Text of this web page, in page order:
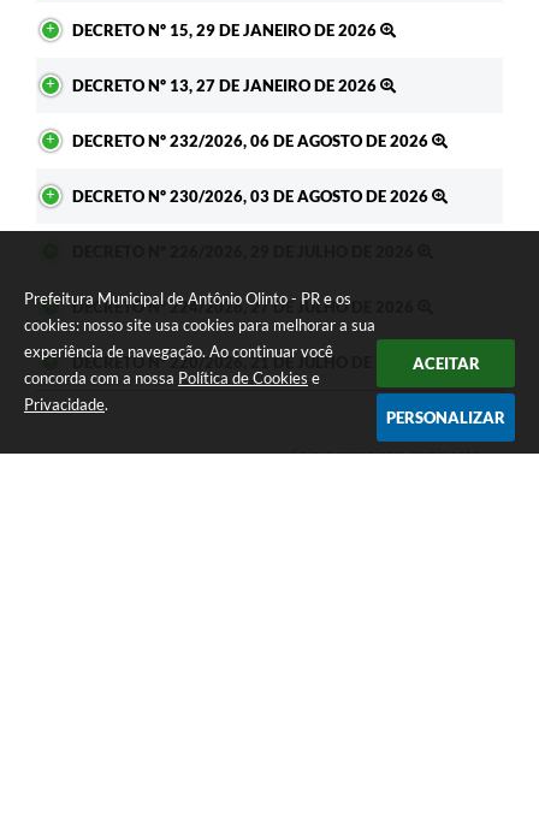
Prefeitura Municipal de Antônio Olinto - PR e os
cookies: nosso site usa cookies para melhorar a sua
experiência de navegação. Ao continuar você
concorda com a nossa Política de Cookies e
Privacidade.
ACEITAR
PERSONALIZAR
DECRETO Nº 15, 29 DE JANEIRO DE 2026
DECRETO Nº 13, 27 DE JANEIRO DE 2026
DECRETO Nº 232/2026, 06 DE AGOSTO DE 2026
DECRETO Nº 230/2026, 03 DE AGOSTO DE 2026
DECRETO Nº 224/2026, 27 DE JULHO DE 2026
DECRETO Nº 220/2026, 21 DE JULHO DE 2026
Seja o primeiro a curtir esta